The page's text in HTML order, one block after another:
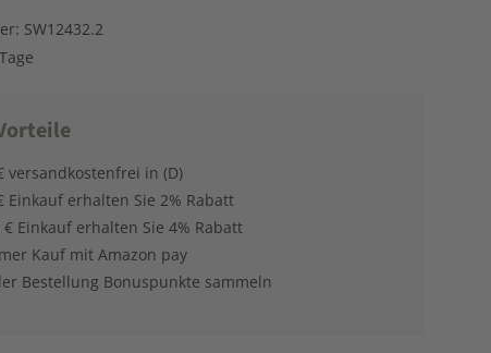
SW12432.2
versandkostenfrei in (D)
Einkauf erhalten Sie 2% Rabatt
€ Einkauf erhalten Sie 4% Rabatt
Kauf mit Amazon pay
Bestellung Bonuspunkte sammeln